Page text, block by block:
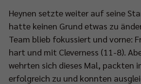
Heynen setzte weiter auf seine
hatte keinen Grund etwas zu
Team blieb fokussiert und vorne:
hart und mit Cleverness (11-8).
wehrten sich dieses Mal, packten
erfolgreich zu und konnten